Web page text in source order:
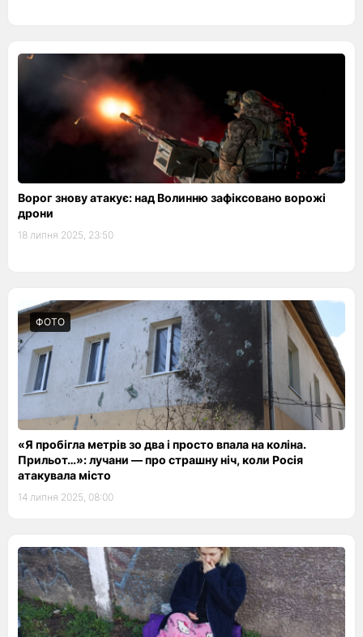
Ворог знову атакує: над Волинню зафіксовано ворожі
дрони
18 липня 2025, 23:50
ФОТО
«Я пробігла метрів зо два і просто впала на коліна.
Прильот…»: лучани — про страшну ніч, коли Росія
атакувала місто
14 липня 2025, 08:00